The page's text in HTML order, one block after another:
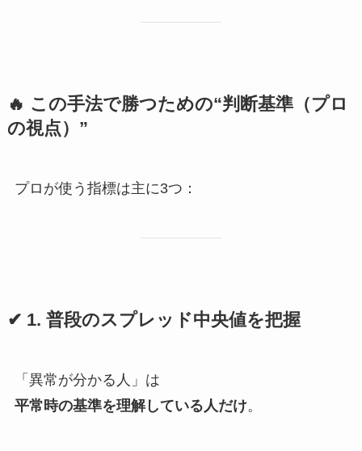
🔥 この手法で勝つための“判断基準（プロ
の視点）”
プロが使う指標は主に3つ：
✔ 1. 普段のスプレッド中央値を把握
「異常が分かる人」は
平常時の基準を理解している人だけ。